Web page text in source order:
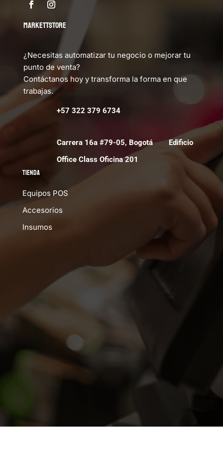
MARKETTSTORE
¿Necesitas automatizar tu negocio o mejorar tu
punto de venta?
Contáctanos hoy y transforma la forma en que
trabajas.
+57 322 379 6734
Carrera 16a #79-05, Bogotá Edificio
Office Class Oficina 201
Tienda
Equipos POS
Accesorios
Insumos